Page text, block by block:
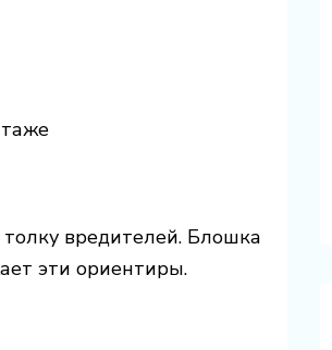
вредителей. Блошка
эти ориентиры.